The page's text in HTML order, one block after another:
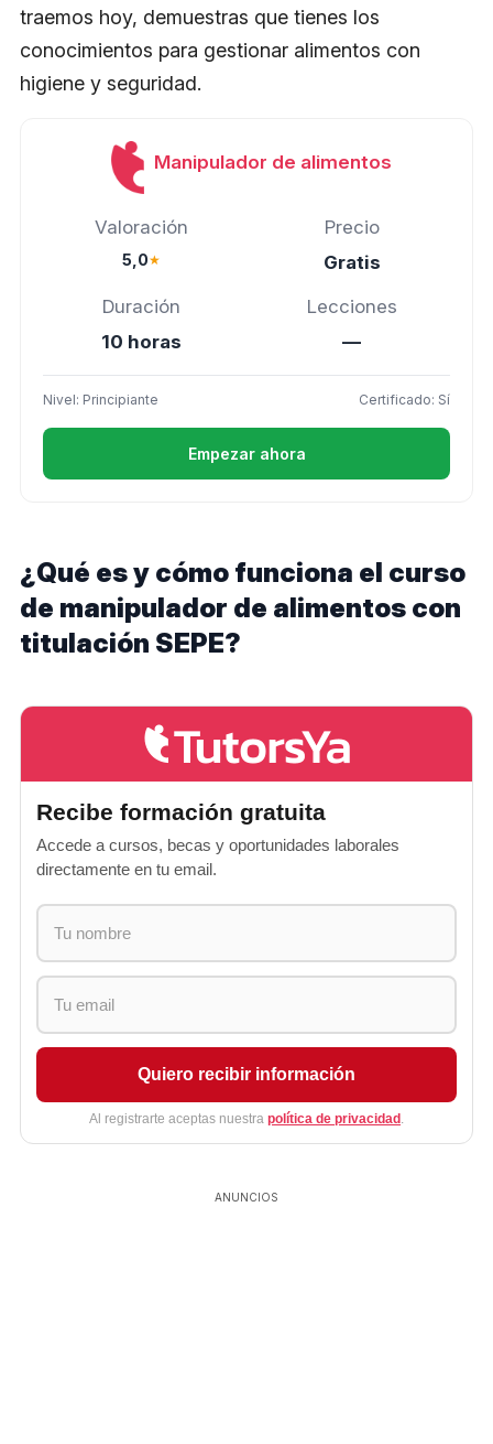
traemos hoy, demuestras que tienes los
conocimientos para gestionar alimentos con
higiene y seguridad.
Manipulador de alimentos
Valoración
5,0★
Precio
Gratis
Duración
10 horas
Lecciones
—
Nivel: Principiante Certificado: Sí
Empezar ahora
¿Qué es y cómo funciona el curso
de manipulador de alimentos con
titulación SEPE?
Recibe formación gratuita
Accede a cursos, becas y oportunidades laborales
directamente en tu email.
Quiero recibir información
Al registrarte aceptas nuestra política de privacidad .
ANUNCIOS